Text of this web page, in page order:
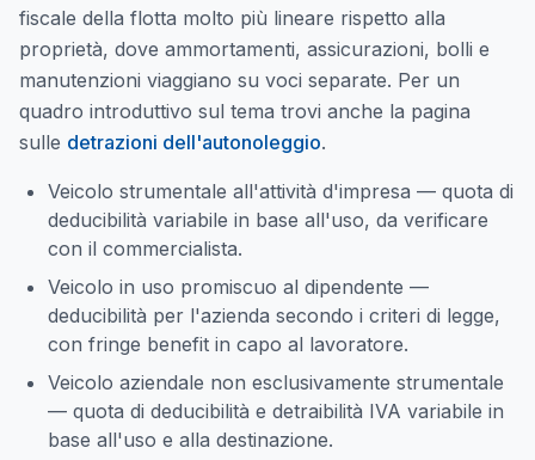
fiscale della flotta molto più lineare rispetto alla
proprietà, dove ammortamenti, assicurazioni, bolli e
manutenzioni viaggiano su voci separate. Per un
quadro introduttivo sul tema trovi anche la pagina
sulle detrazioni dell'autonoleggio.
Veicolo strumentale all'attività d'impresa — quota di
deducibilità variabile in base all'uso, da verificare
con il commercialista.
Veicolo in uso promiscuo al dipendente —
deducibilità per l'azienda secondo i criteri di legge,
con fringe benefit in capo al lavoratore.
Veicolo aziendale non esclusivamente strumentale
— quota di deducibilità e detraibilità IVA variabile in
base all'uso e alla destinazione.